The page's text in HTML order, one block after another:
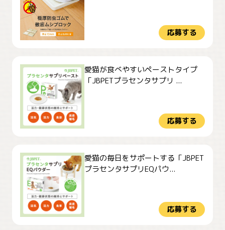
応募する
愛猫が食べやすいペーストタイプ
「JBPETプラセンタサプリ ...
応募する
愛猫の毎日をサポートする「JBPET
プラセンタサプリEQパウ...
応募する